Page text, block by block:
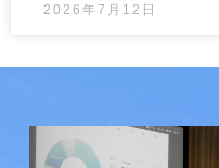
2026年7月12日